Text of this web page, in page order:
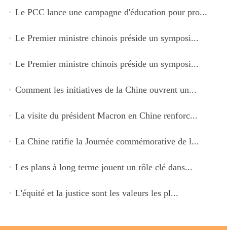
Le PCC lance une campagne d'éducation pour pro...
Le Premier ministre chinois préside un symposi...
Le Premier ministre chinois préside un symposi...
Comment les initiatives de la Chine ouvrent un...
La visite du président Macron en Chine renforc...
La Chine ratifie la Journée commémorative de l...
Les plans à long terme jouent un rôle clé dans...
L'équité et la justice sont les valeurs les pl...